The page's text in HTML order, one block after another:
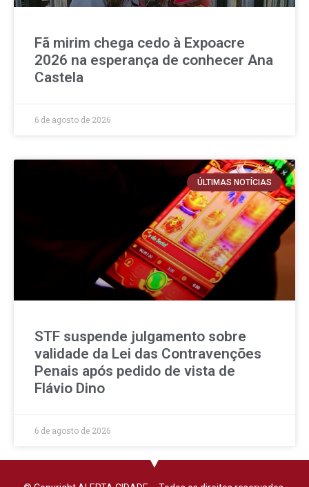
Fã mirim chega cedo à Expoacre
2026 na esperança de conhecer Ana
Castela
6 de agosto de 2026
ÚLTIMAS NOTÍCIAS
STF suspende julgamento sobre
validade da Lei das Contravenções
Penais após pedido de vista de
Flávio Dino
6 de agosto de 2026